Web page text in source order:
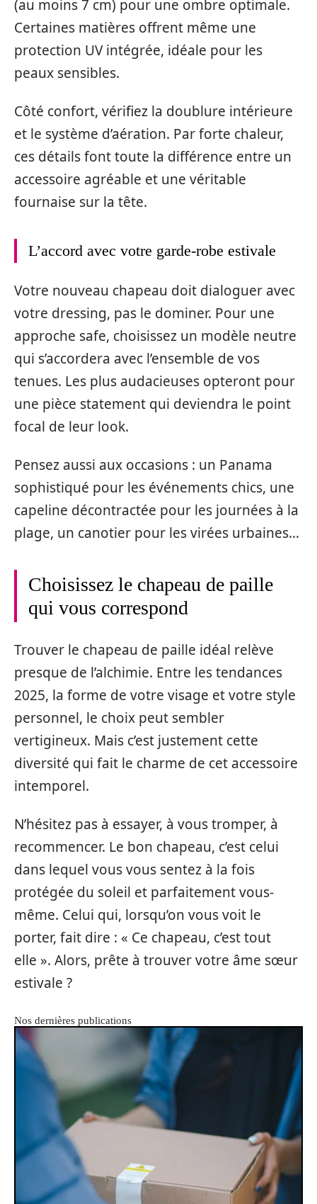
(au moins 7 cm) pour une ombre optimale.
Certaines matières offrent même une
protection UV intégrée, idéale pour les
peaux sensibles.
Côté confort, vérifiez la doublure intérieure
et le système d’aération. Par forte chaleur,
ces détails font toute la différence entre un
accessoire agréable et une véritable
fournaise sur la tête.
L’accord avec votre garde-robe estivale
Votre nouveau chapeau doit dialoguer avec
votre dressing, pas le dominer. Pour une
approche safe, choisissez un modèle neutre
qui s’accordera avec l’ensemble de vos
tenues. Les plus audacieuses opteront pour
une pièce statement qui deviendra le point
focal de leur look.
Pensez aussi aux occasions : un Panama
sophistiqué pour les événements chics, une
capeline décontractée pour les journées à la
plage, un canotier pour les virées urbaines…
Choisissez le chapeau de paille
qui vous correspond
Trouver le chapeau de paille idéal relève
presque de l’alchimie. Entre les tendances
2025, la forme de votre visage et votre style
personnel, le choix peut sembler
vertigineux. Mais c’est justement cette
diversité qui fait le charme de cet accessoire
intemporel.
N’hésitez pas à essayer, à vous tromper, à
recommencer. Le bon chapeau, c’est celui
dans lequel vous vous sentez à la fois
protégée du soleil et parfaitement vous-
même. Celui qui, lorsqu’on vous voit le
porter, fait dire : « Ce chapeau, c’est tout
elle ». Alors, prête à trouver votre âme sœur
estivale ?
Nos dernières publications